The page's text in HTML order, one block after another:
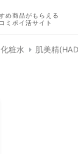
め商品がもらえる
ミポイ活サイト
化粧水 肌美精